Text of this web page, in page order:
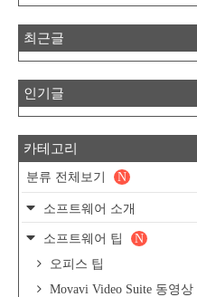
최근글
인기글
카테고리
분류 전체보기 N
소프트웨어 소개
소프트웨어 팁
N
오피스 팁
Movavi Video Suite 동영상